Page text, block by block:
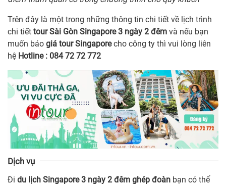
Trên đây là một trong những thông tin chi tiết về lịch trình
chi tiết tour Sài Gòn Singapore 3 ngày 2 đêm và nếu bạn
muốn báo giá tour Singaporecho công ty thì vui lòng liên
hệ Hotline : 084 72 72 772
Dịch vụ
Đi du lịch Singapore 3 ngày 2 đêm ghép đoàn bạn có thể